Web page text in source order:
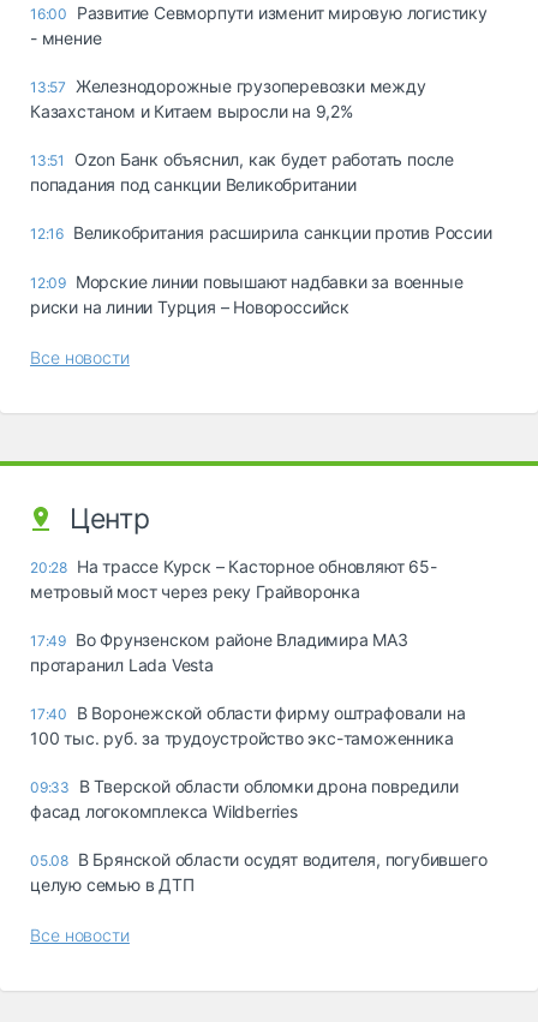
16:00
Развитие Севморпути изменит мировую логистику
- мнение
13:57
Железнодорожные грузоперевозки между
Казахстаном и Китаем выросли на 9,2%
13:51
Ozon Банк объяснил, как будет работать после
попадания под санкции Великобритании
12:16 Великобритания расширила санкции против России
12:09 Морские линии повышают надбавки за военные
риски на линии Турция – Новороссийск
Все новости
Центр
20:28 На трассе Курск – Касторное обновляют 65-
метровый мост через реку Грайворонка
17:49 Во Фрунзенском районе Владимира МАЗ
протаранил Lada Vesta
17:40
В Воронежской области фирму оштрафовали на
100 тыс. руб. за трудоустройство экс-таможенника
09:33
В Тверской области обломки дрона повредили
фасад логокомплекса Wildberries
05.08 В Брянской области осудят водителя, погубившего
целую семью в ДТП
Все новости